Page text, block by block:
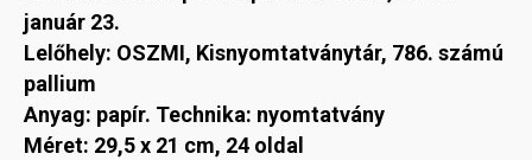
január 23.
Lelőhely: OSZMI, Kisnyomtatványtár, 786. számú
pallium
Anyag: papír. Technika: nyomtatvány
Méret: 29,5 x 21 cm, 24 oldal